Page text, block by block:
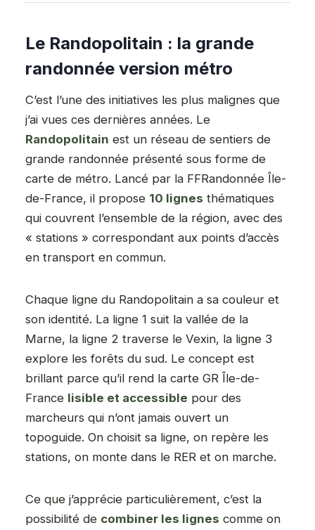
Le Randopolitain : la grande
randonnée version métro
C’est l’une des initiatives les plus malignes que
j’ai vues ces dernières années. Le
Randopolitain est un réseau de sentiers de
grande randonnée présenté sous forme de
carte de métro. Lancé par la FFRandonnée Île-
de-France, il propose 10 lignes thématiques
qui couvrent l’ensemble de la région, avec des
« stations » correspondant aux points d’accès
en transport en commun.
Chaque ligne du Randopolitain a sa couleur et
son identité. La ligne 1 suit la vallée de la
Marne, la ligne 2 traverse le Vexin, la ligne 3
explore les forêts du sud. Le concept est
brillant parce qu’il rend la carte GR Île-de-
France lisible et accessible pour des
marcheurs qui n’ont jamais ouvert un
topoguide. On choisit sa ligne, on repère les
stations, on monte dans le RER et on marche.
Ce que j’apprécie particulièrement, c’est la
possibilité de combiner les lignes comme on